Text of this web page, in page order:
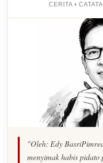
CERITA •
"Oleh: Edy
menyimak habis